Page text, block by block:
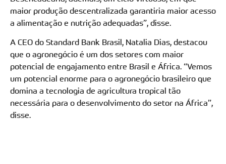
maior produção descentralizada garantiria maior acesso
a alimentação e nutrição adequadas”, disse.
A CEO do Standard Bank Brasil, Natalia Dias, destacou
que o agronegócio é um dos setores com maior
potencial de engajamento entre Brasil e África. “Vemos
um potencial enorme para o agronegócio brasileiro que
domina a tecnologia de agricultura tropical tão
necessária para o desenvolvimento do setor na África”,
disse.